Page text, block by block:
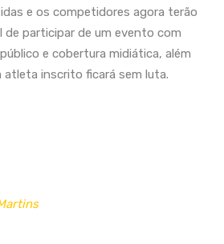
e os competidores agora terão
de participar de um evento com
e cobertura midiática, além
atleta inscrito ficará sem luta.